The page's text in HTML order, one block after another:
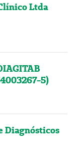
Ltda
5)
Diagnósticos